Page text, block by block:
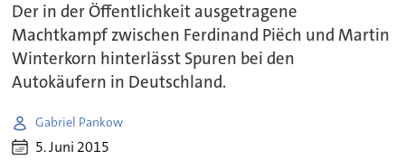
Der in der Öffentlichkeit ausgetragene
Machtkampf zwischen Ferdinand Piëch und Martin
Winterkorn hinterlässt Spuren bei den
Autokäufern in Deutschland.
Gabriel Pankow
5. Juni 2015